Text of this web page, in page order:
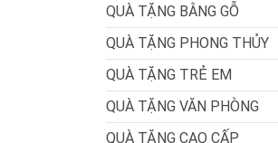
QUÀ TẶNG BẰNG GỖ
QUÀ TẶNG PHONG THỦY
QUÀ TẶNG TRẺ EM
QUÀ TẶNG VĂN PHÒNG
QUÀ TẶNG CAO CẤP